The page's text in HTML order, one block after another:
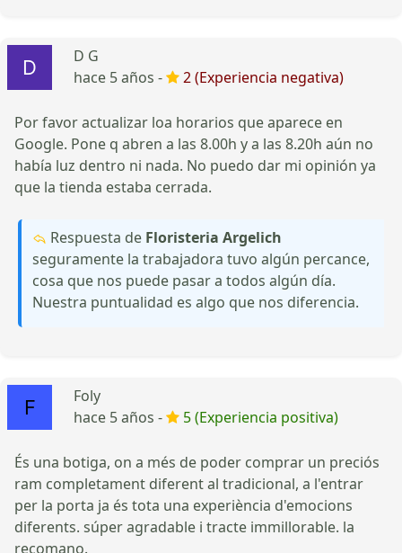
D G
hace 5 años -
2 (Experiencia negativa)
Por favor actualizar loa horarios que aparece en
Google. Pone q abren a las 8.00h y a las 8.20h aún no
había luz dentro ni nada. No puedo dar mi opinión ya
que la tienda estaba cerrada.
Respuesta de Floristeria Argelich
seguramente la trabajadora tuvo algún percance,
cosa que nos puede pasar a todos algún día.
Nuestra puntualidad es algo que nos diferencia.
Foly
hace 5 años -
5 (Experiencia positiva)
És una botiga, on a més de poder comprar un preciós
ram completament diferent al tradicional, a l'entrar
per la porta ja és tota una experiència d'emocions
diferents. súper agradable i tracte immillorable. la
recomano.